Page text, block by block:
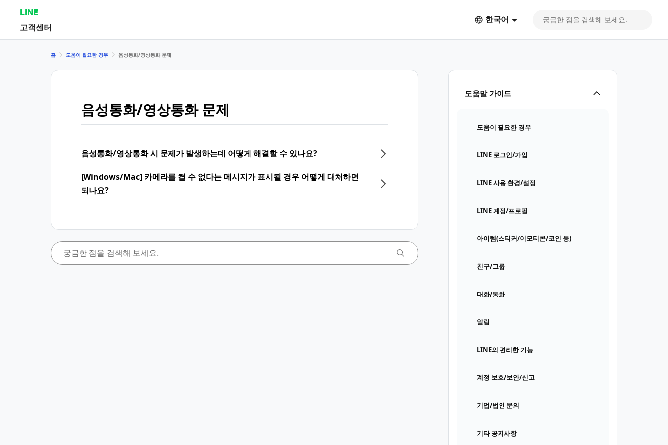
LINE
고객센터
한국어
도움말 가이드
도움이 필요한 경우
LINE 로그인/가입
LINE 사용 환경/설정
LINE 계정/프로필
아이템(스티커/이모티콘/코인 등)
친구/그룹
대화/통화
알림
LINE의 편리한 기능
계정 보호/보안/신고
기업/법인 문의
기타 공지사항
홈 도움이 필요한 경우 음성통화/영상통화 문제
음성통화/영상통화 문제
음성통화/영상통화 시 문제가 발생하는데 어떻게 해결할 수 있나요?
[Windows/Mac] 카메라를 켤 수 없다는 메시지가 표시될 경우 어떻게 대처하면
되나요?